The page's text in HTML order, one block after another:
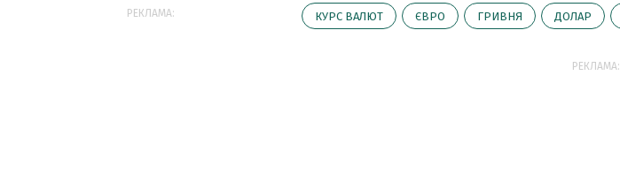
КУРС ВАЛЮТ ЄВРО ГРИВНЯ ДОЛАР
РЕКЛАМА:
РЕКЛАМА: